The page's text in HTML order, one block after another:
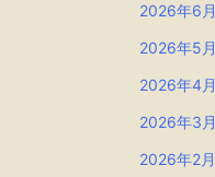
2026年6月
2026年5月
2026年4月
2026年3月
2026年2月